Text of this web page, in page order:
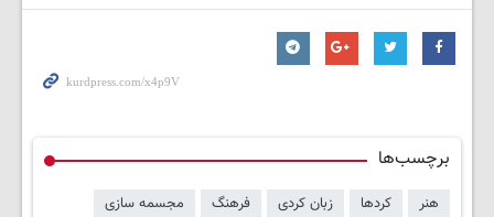
برچسب‌ها
هنر کردها زبان کردی فرهنگ
مجسمه سازی